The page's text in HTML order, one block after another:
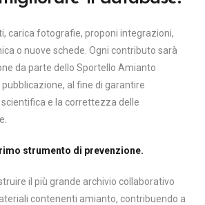
carica fotografie, proponi integrazioni,
o nuove schede. Ogni contributo sarà
da parte dello Sportello Amianto
al fine di garantire
scientifica e la correttezza delle
strumento di prevenzione.
il più grande archivio collaborativo
contenenti amianto, contribuendo a